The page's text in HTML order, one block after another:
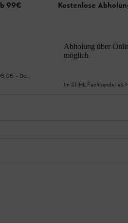
99€
- Do.,
Kostenlose
Abholung über
möglich
Im STIHL Fachhandel ab